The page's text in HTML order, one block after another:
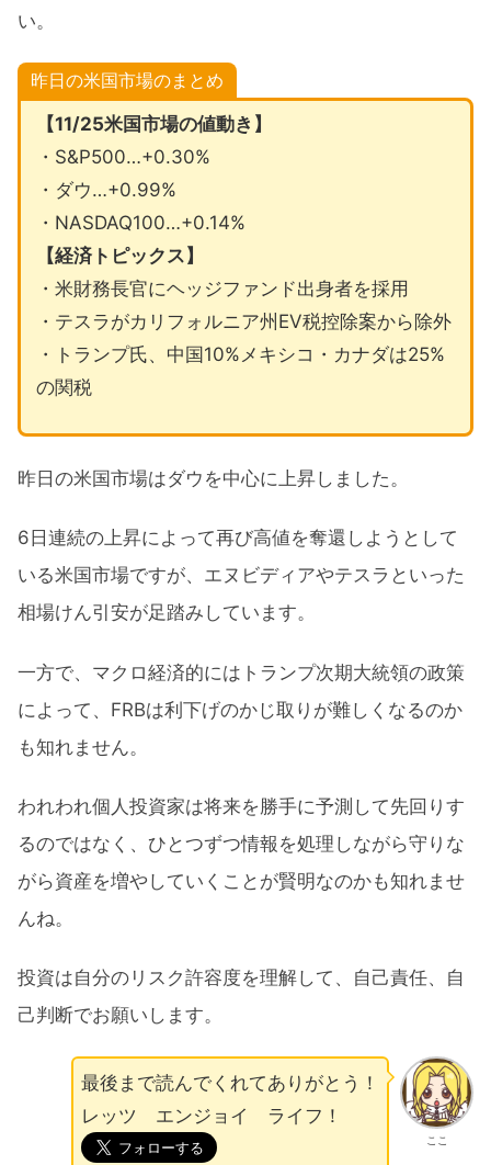
い。
昨日の米国市場のまとめ
【11/25米国市場の値動き】
・S&P500…+0.30%
・ダウ…+0.99%
・NASDAQ100…+0.14%
【経済トピックス】
・米財務長官にヘッジファンド出身者を採用
・テスラがカリフォルニア州EV税控除案から除外
・トランプ氏、中国10%メキシコ・カナダは25%
の関税
昨日の米国市場はダウを中心に上昇しました。
6日連続の上昇によって再び高値を奪還しようとして
いる米国市場ですが、エヌビディアやテスラといった
相場けん引安が足踏みしています。
一方で、マクロ経済的にはトランプ次期大統領の政策
によって、FRBは利下げのかじ取りが難しくなるのか
も知れません。
われわれ個人投資家は将来を勝手に予測して先回りす
るのではなく、ひとつずつ情報を処理しながら守りな
がら資産を増やしていくことが賢明なのかも知れませ
んね。
投資は自分のリスク許容度を理解して、自己責任、自
己判断でお願いします。
ここ
最後まで読んでくれてありがとう！
レッツ エンジョイ ライフ！